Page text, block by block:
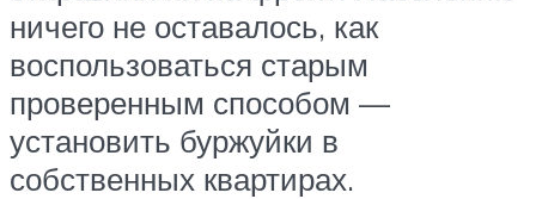
ничего не оставалось, как
воспользоваться старым
проверенным способом —
установить буржуйки в
собственных квартирах.